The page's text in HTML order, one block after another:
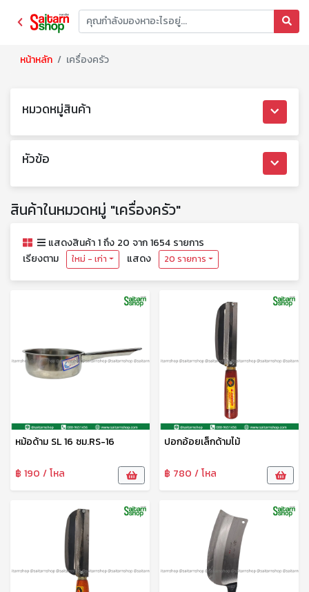
หน้าหลัก เครื่องครัว
หมวดหมู่สินค้า
หัวข้อ
สินค้าในหมวดหมู่ "เครื่องครัว"
แสดงสินค้า 1 ถึง 20 จาก 1654 รายการ
เรียงตาม
ใหม่ - เก่า แสดง 20 รายการ
หม้อด้าม SL 16 ซม.RS-16
฿ 190 / โหล
ปอกอ้อยเล็กด้ามไม้
฿ 780 / โหล